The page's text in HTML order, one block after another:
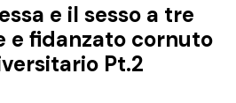
e il sesso a tre
e fidanzato cornuto
Pt.2